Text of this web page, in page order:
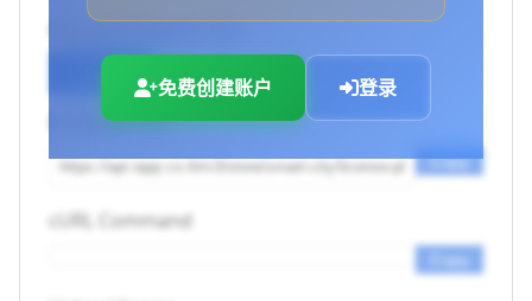
免费创建账户 登录
Choose Endpoint URL
Base64
Endpoint URL
Copy
cURL Command
Copy